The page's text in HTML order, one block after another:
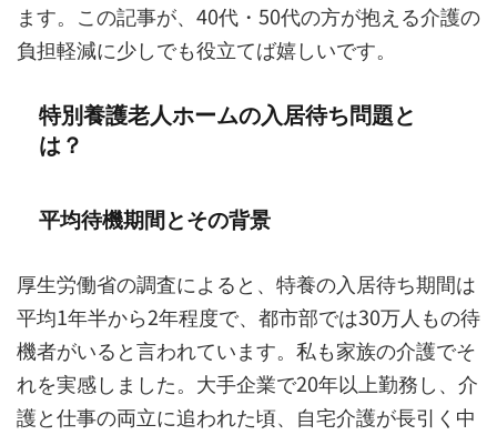
ます。この記事が、40代・50代の方が抱える介護の
負担軽減に少しでも役立てば嬉しいです。
特別養護老人ホームの入居待ち問題と
は？
平均待機期間とその背景
厚生労働省の調査によると、特養の入居待ち期間は
平均1年半から2年程度で、都市部では30万人もの待
機者がいると言われています。私も家族の介護でそ
れを実感しました。大手企業で20年以上勤務し、介
護と仕事の両立に追われた頃、自宅介護が長引く中